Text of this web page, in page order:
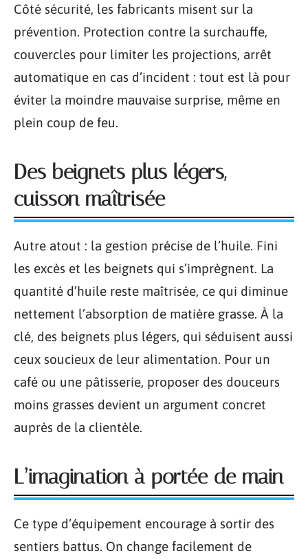
Côté sécurité, les fabricants misent sur la
prévention. Protection contre la surchauffe,
couvercles pour limiter les projections, arrêt
automatique en cas d’incident : tout est là pour
éviter la moindre mauvaise surprise, même en
plein coup de feu.
Des beignets plus légers,
cuisson maîtrisée
Autre atout : la gestion précise de l’huile. Fini
les excès et les beignets qui s’imprègnent. La
quantité d’huile reste maîtrisée, ce qui diminue
nettement l’absorption de matière grasse. À la
clé, des beignets plus légers, qui séduisent aussi
ceux soucieux de leur alimentation. Pour un
café ou une pâtisserie, proposer des douceurs
moins grasses devient un argument concret
auprès de la clientèle.
L’imagination à portée de main
Ce type d’équipement encourage à sortir des
sentiers battus. On change facilement de